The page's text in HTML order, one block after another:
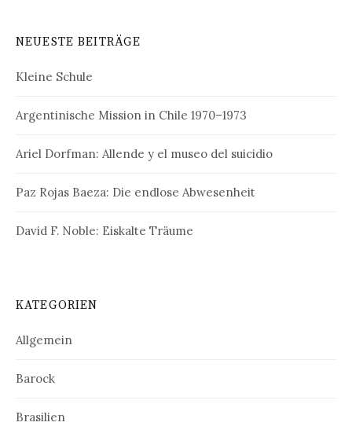
NEUESTE BEITRÄGE
Kleine Schule
Argentinische Mission in Chile 1970–1973
Ariel Dorfman: Allende y el museo del suicidio
Paz Rojas Baeza: Die endlose Abwesenheit
David F. Noble: Eiskalte Träume
KATEGORIEN
Allgemein
Barock
Brasilien